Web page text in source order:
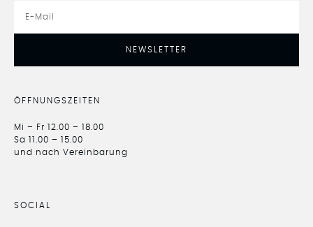
NEWSLETTER
ÖFFNUNGSZEITEN
Mi – Fr 12.00 – 18.00
Sa 11.00 – 15.00
und nach Vereinbarung
SOCIAL